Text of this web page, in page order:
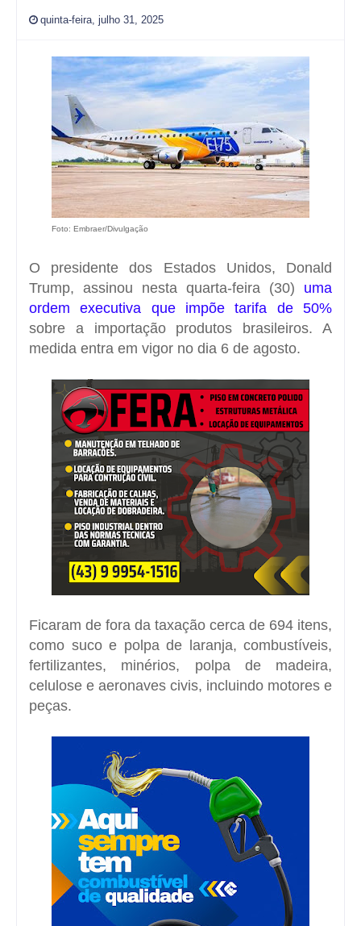
quinta-feira, julho 31, 2025
Foto: Embraer/Divulgação
O presidente dos Estados Unidos, Donald
Trump, assinou nesta quarta-feira (30) uma
ordem executiva que impõe tarifa de 50%
sobre a importação produtos brasileiros. A
medida entra em vigor no dia 6 de agosto.
Ficaram de fora da taxação cerca de 694 itens,
como suco e polpa de laranja, combustíveis,
fertilizantes, minérios, polpa de madeira,
celulose e aeronaves civis, incluindo motores e
peças.